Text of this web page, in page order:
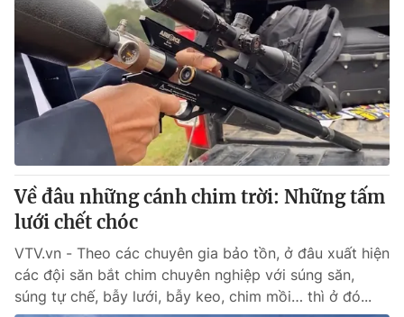
Thế giới
Tin tức
Thế giới đó đây
Câu chuyện quốc tế
Kinh tế
Tài chính
Thị trường
Góc doanh nghiệp
Dữ liệu và đời sống
Truyền hình
Hậu trường
Nhân vật
Giải trí
Điện ảnh
Đời sống
Về đâu những cánh chim trời: Những tấm
lưới chết chóc
VTV.vn - Theo các chuyên gia bảo tồn, ở đâu xuất hiện
các đội săn bắt chim chuyên nghiệp với súng săn,
súng tự chế, bẫy lưới, bẫy keo, chim mồi… thì ở đó...